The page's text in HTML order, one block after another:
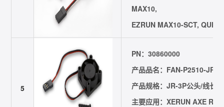
MAX10,
EZRUN MAX10-SCT,
5
PN：30860000
产品品名：FAN-P2510-
产品规格：JR-3P公头/线长
主要应用：XERUN AXE R2/